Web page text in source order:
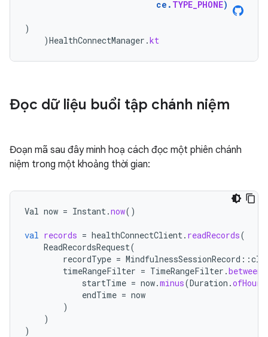
ce . TYPE_PHONE)
)
)HealthConnectManager .kt
Đọc dữ liệu buổi tập chánh niệm
Đoạn mã sau đây minh hoạ cách đọc một phiên chánh
niệm trong một khoảng thời gian:
Val now = Instant.now()
val records = healthConnectClient. readRecords(
ReadRecordsRequest(
recordType = MindfulnessSessionRecord ::
timeRangeFilter = TimeRangeFilter .between
startTime = now.minus(Duration .ofHours
endTime = now
)
)
)